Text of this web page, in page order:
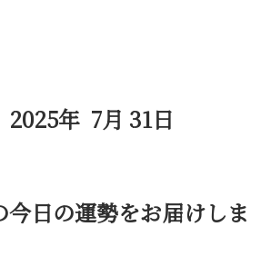
2025年 7月 31日
今日の運勢をお届けしま